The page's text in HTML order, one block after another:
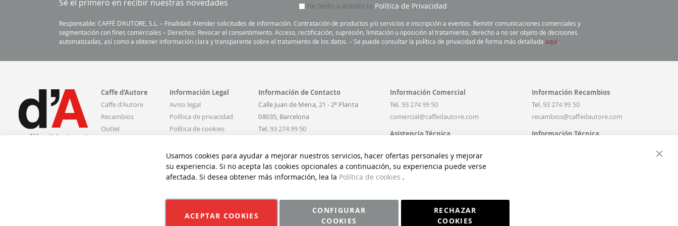
Sé el primero en recibir nuestras novedades
c
í
b
s
n
u
e
s
o
b
o
e
He leído y acepto la Política de Privacidad
Responsable: CAFFÈ D’AUTORE, S.L. – Finalidad: Atender solicitudes de información. Contratación de productos y/o servicios e inscripción a eventos. Remitir comunicaciones comerciales y
segmentación con fines comerciales – Derechos: Revocar el consentimiento. Acceso, rectificación, supresión, limitación u oposición al tratamiento, derecho a no ser objeto de decisiones
automatizadas, así como a obtener información clara y transparente sobre el tratamiento de los datos. – Se puede consultar la política de privacidad de forma más detallada aquí.
Caffe d'Autore
Caffe d'Autore
Recambios
Outlet
Información Legal
Aviso legal
Política de privacidad
Política de cookies
Configurar Cookies
Información de Contacto
Calle Juan de Mena, 21 - 2ª Planta
08035, Barcelona
Tel.93 274 99 50
Información Comercial
Tel. 93 274 99 50
comercial@caffedautore.com
Asistencia Técnica
asistenciacliente@caffedautore.com
Información Recambios
Tel.93 274 99 50
recambios@caffedautore.com
Información Técnica
©CAFFÈ D'AUTORE 2026 | Todos los derechos reservados | Diseño y Desarrollo porInterdigital
Usamos cookies para ayudar a mejorar nuestros servicios, hacer ofertas personales y mejorar
su experiencia. Si no acepta las cookies opcionales a continuación, su experiencia puede verse
afectada. Si desea obtener más información, lea la Política de cookies .
ACEPTAR COOKIES
CONFIGURAR
COOKIES
RECHAZAR
COOKIES